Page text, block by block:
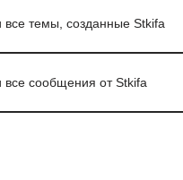
все темы, созданные Stkifa
все сообщения от Stkifa